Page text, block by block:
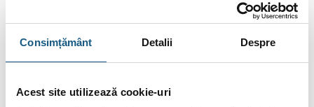
Consimțământ Detalii Despre
Acest site utilizează cookie-uri
asemenea, unele specificații pot fi modificate de către
producător fără preaviz sau pot conține erori de operare.